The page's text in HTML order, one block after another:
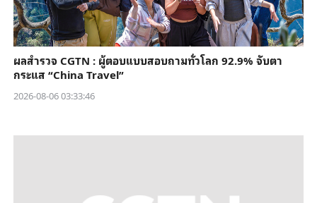
ผลสำรวจ CGTN : ผู้ตอบแบบสอบถามทั่วโลก 92.9% จับตา
กระแส “China Travel”
2026-08-06 03:33:46